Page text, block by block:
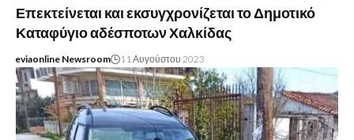
Επεκτείνεται και εκσυγχρονίζεται το Δημοτικό
Καταφύγιο αδέσποτων Χαλκίδας
eviaonline Newsroom 11 Αυγούστου 2023